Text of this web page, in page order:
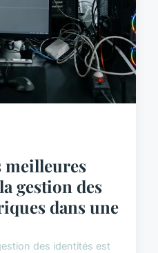
meilleures
gestion des
dans une
des identités est